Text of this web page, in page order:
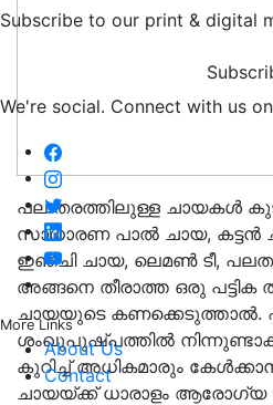
Subscribe to our print & digital
We're social. Connect with us
More Links
About Us
Contact
പല തരത്തിലുള്ള ചായകൾ
സാധാരണ പാൽ ചായ, കട്ടൻ
ഇഞ്ചി ചായ, ലെമൺ ടീ,
അങ്ങനെ തീരാത്ത ഒരു
ചായയുടെ കണക്കെടുത്താൽ.
ശംഖുപുഷ്പത്തിൽ
കുറിച്ച് അധികമാരും
ചായയ്ക്ക് ധാരാളം